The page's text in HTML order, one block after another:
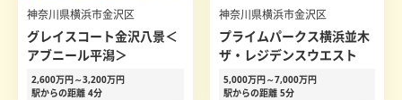
神奈川県横浜市金沢区
グレイスコート金沢八景＜
アブニール平潟＞
2,600万円～3,200万円
駅からの距離 4分
神奈川県横浜市金沢区
プライムパークス横浜並木
ザ・レジデンスウエスト
5,000万円～7,000万円
駅からの距離 5分